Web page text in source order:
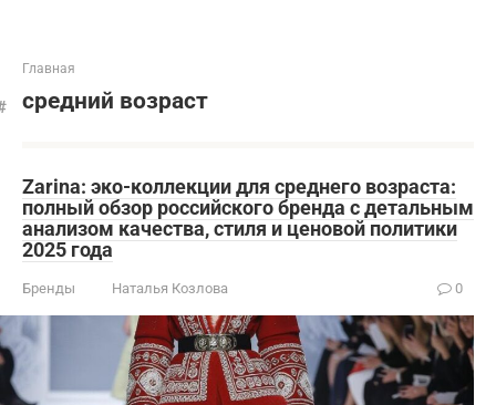
Главная
средний возраст
Zarina: эко-коллекции для среднего возраста:
полный обзор российского бренда с детальным
анализом качества, стиля и ценовой политики
2025 года
Бренды Наталья Козлова 0